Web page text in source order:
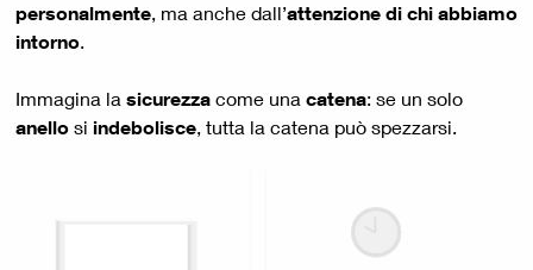
personalmente, ma anche dall’attenzione di chi abbiamo
intorno.
Immagina la sicurezza come una catena: se un solo
anello si indebolisce, tutta la catena può spezzarsi.